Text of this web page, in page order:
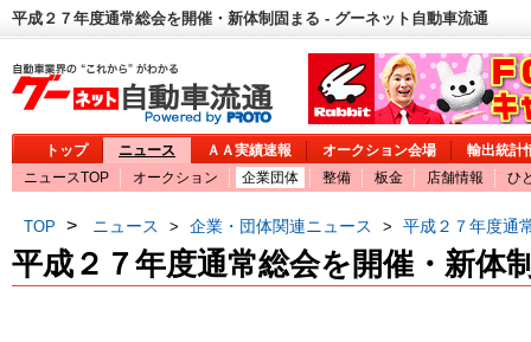
平成２７年度通常総会を開催・新体制固まる - グーネット自動車流通
トップ ニュース ＡＡ実績速報 オークション会場
輸出統計
ニュースTOP
オークション 企業団体 整備 板金 店舗情報 ひ
TOP > ニュース > 企業・団体関連ニュース > 平成２７年度通
平成２７年度通常総会を開催・新体